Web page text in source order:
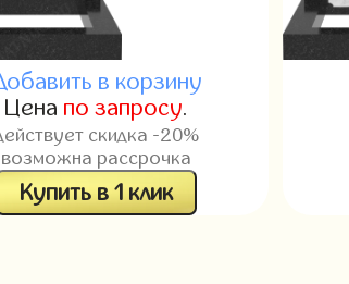
в корзину
Цена по запросу.
скидка -20%
возможна рассрочка
Купить в 1 клик